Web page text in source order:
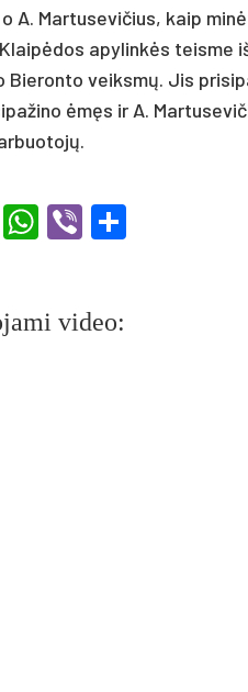
A. Mar­tu­se­vi­čius, kaip
apy­linkės teis­me
Bie­ron­to veiksmų. Jis
ėmęs ir A.
Messenger
WhatsApp
Viber
video: